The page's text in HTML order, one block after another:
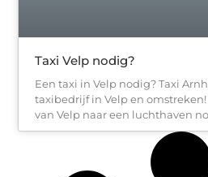
Taxi Velp nodig?
Een taxi in Velp nodig? Taxi
taxibedrijf in Velp en
van Velp naar een luchthaven